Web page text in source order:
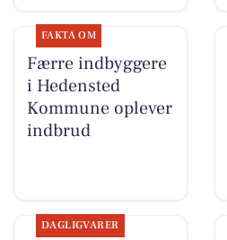
FAKTA OM
Færre indbyggere
i Hedensted
Kommune oplever
indbrud
DAGLIGVARER